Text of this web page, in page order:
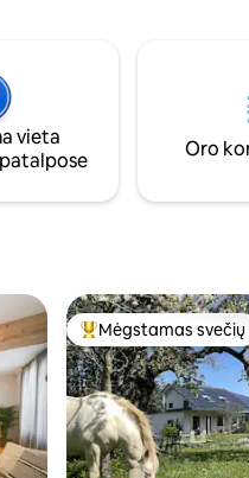
vieta
Oro
Svečių
Mėgstamas svečių